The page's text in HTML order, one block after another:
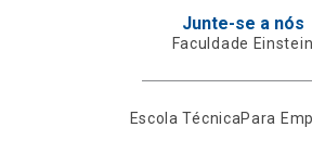
Junte-se a nós
Faculdade Einstein
Escola TécnicaPara